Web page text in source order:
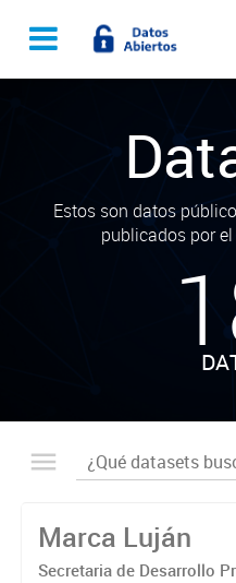
Estos son datos
publicados por
Marca Luján
Secretaria de Desarrollo